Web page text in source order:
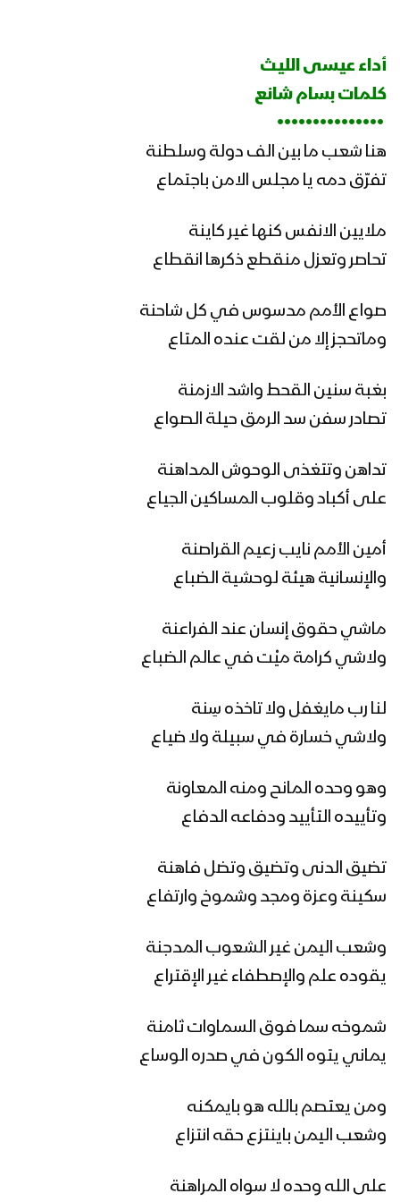
زامل يام العريضة | عيسى الليث – 1442هـ
مونتاج زامل اشمخ يا لوانا | عيسى الليث –
1442هـ
مونتاج زامل قوم قماسة | عيسى الليث –
1442هـ
زامل قوم قماسة | عيسى الليث – 1442هـ
زامل أصدق رجال | عيسى الليث – 1442هـ
زامل سيد الكونين | عيسى الليث – 1442هـ
زامل السيول الجارفة | عيسى الليث –
1442هـ
– رسالة الى أبناء مأرب
مونتاج زامل نسري مع الله | عيسى الليث
– 1442هـ
أداء عيسى الليث
كلمات بسام شانع
‏ •••••••••••••••
هنا شعب ما بين الف دولة وسلطنة
تفرّق دمه يا مجلس الامن باجتماع
ملايين الانفس كنها غير كاينة
تحاصر وتعزل منقطع ذكرها انقطاع
صواع الأمم مدسوس في كل شاحنة
وماتحجز إلا من لقت عنده المتاع
بغبة سنين القحط واشد الازمنة
تصادر سفن سد الرمق حيلة الصواع
تداهن وتتغذى الوحوش المداهنة
على أكباد وقلوب المساكين الجياع
أمين الأمم نايب زعيم القراصنة
والإنسانية هيئة لوحشية الضباع
ماشي حقوق إنسان عند الفراعنة
ولاشي كرامة ميْت في عالم الضباع
لنا رب مايغفل ولا تاخذه سِنة
ولاشي خسارة في سبيلة ولا ضياع
وهو وحده المانح ومنه المعاونة
وتأييده التأييد ودفاعه الدفاع
تضيق الدنى وتضيق وتضل فاهنة
سكينة وعزة ومجد وشموخ وارتفاع
وشعب اليمن غير الشعوب المدجنة
يقوده علم والإصطفاء غير الإقتراع
شموخه سما فوق السماوات ثامنة
يماني يتوه الكون في صدره الوساع
ومن يعتصم بالله هو بايمكنه
وشعب اليمن باينتزع حقه انتزاع
على الله وحده لا سواه المراهنة